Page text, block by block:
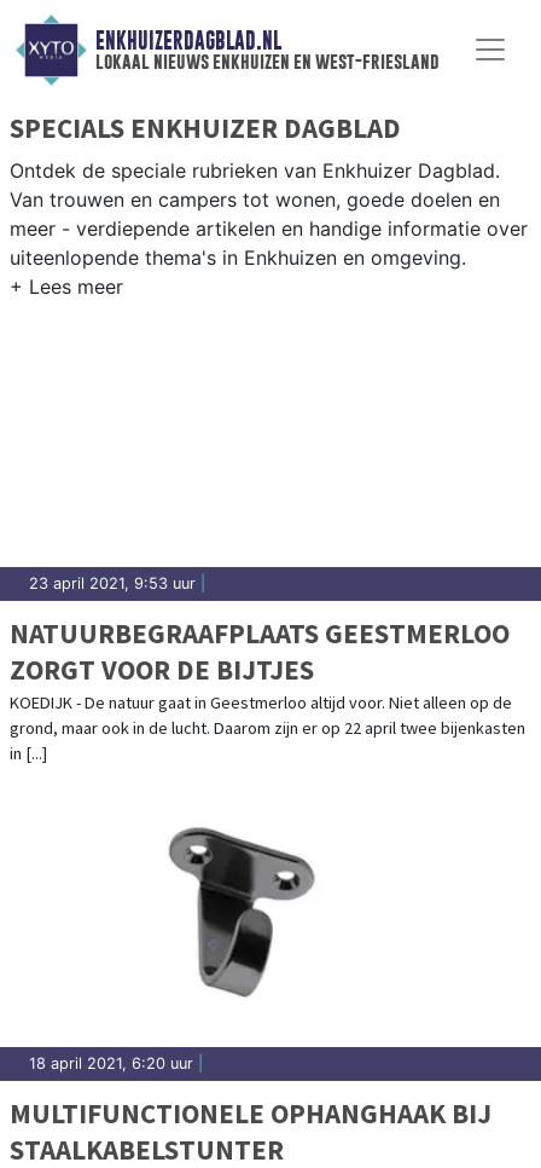
ENKHUIZERDAGBLAD.NL
lokaal nieuws enkhuizen en west-friesland
SPECIALS ENKHUIZER DAGBLAD
Ontdek de speciale rubrieken van Enkhuizer Dagblad.
Van trouwen en campers tot wonen, goede doelen en
meer - verdiepende artikelen en handige informatie over
uiteenlopende thema's in Enkhuizen en omgeving.
23 april 2021, 9:53 uur
NATUURBEGRAAFPLAATS GEESTMERLOO
ZORGT VOOR DE BIJTJES
KOEDIJK - De natuur gaat in Geestmerloo altijd voor. Niet alleen op de
grond, maar ook in de lucht. Daarom zijn er op 22 april twee bijenkasten
in [...]
18 april 2021, 6:20 uur
MULTIFUNCTIONELE OPHANGHAAK BIJ
STAALKABELSTUNTER